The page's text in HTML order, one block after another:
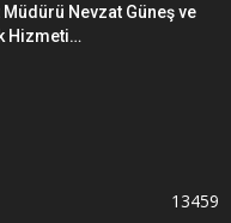
Nevzat Güneş ve
Hizmeti…
13459